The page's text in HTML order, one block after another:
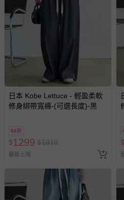
包含完整包裝、配件、說明文
如需退換貨，請於收到商品7
瑕疵退換貨所產生的運費，將
退貨，您可至『查詢訂單』>
並點選『我要退貨』即可進行
至媽咪愛
LINE@客服ID:
與服務，謝謝。
豫期範圍：
易於腐敗、保存期限較短
商品、食品等）。
日本 Kobe Lettuce - 輕盈柔軟
修身綁帶寬褲-(可選長度)-黑
68折
$1299 $1910
最新上架
$